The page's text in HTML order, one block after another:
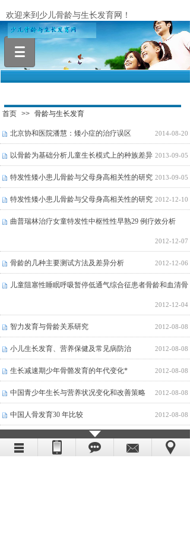
欢迎来到少儿骨龄与生长发育网！
首页 >> 骨龄与生长发育
北京协和医院潘慧：矮小症的治疗误区 2014-08-20
以骨龄为基础分析儿童生长模式上的种族差异 2013-09-05
特发性矮小患儿骨龄与父母身高相关性的研究 2013-09-05
特发性矮小患儿骨龄与父母身高相关性的研究 2012-12-10
曲普瑞林治疗女童特发性中枢性性早熟29 例疗效分析
2012-12-07
骨龄的几种主要测试方法及差异分析 2012-12-06
儿童阻塞性睡眠呼吸暂停低通气综合征患者骨龄和血清骨
2012-12-04
智力发育与骨龄关系研究 2012-08-08
小儿生长发育、营养保健及常见病防治 2012-08-08
生长减速期少年骨骼发育的年代变化* 2012-08-08
中国青少年生长与营养状况变化和改善策略 2012-08-08
中国人骨发育30 年比较 2012-08-08
儿童骨龄与智商和体格发育关系的分析
儿童生长与生长障碍 2012-08-08